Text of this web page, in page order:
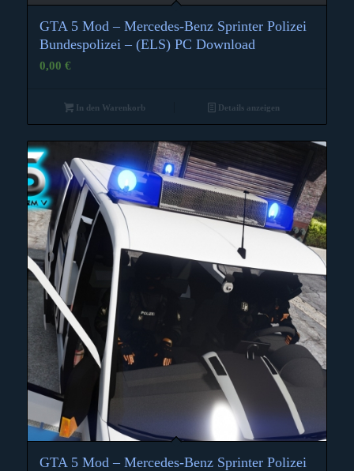
GTA 5 Mod – Mercedes-Benz Sprinter Polizei
Bundespolizei – (ELS) PC Download
0,00 €
In den Warenkorb Details anzeigen
GTA 5 Mod – Mercedes-Benz Sprinter Polizei